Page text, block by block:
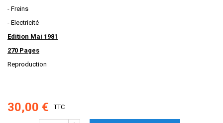
- Freins
- Electricité
Edition Mai 1981
270 Pages
Reproduction
30,00 € TTC